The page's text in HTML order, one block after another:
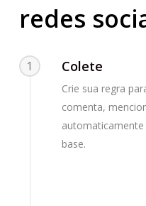
redes
1 Colete
Crie sua regra
comenta,
base.